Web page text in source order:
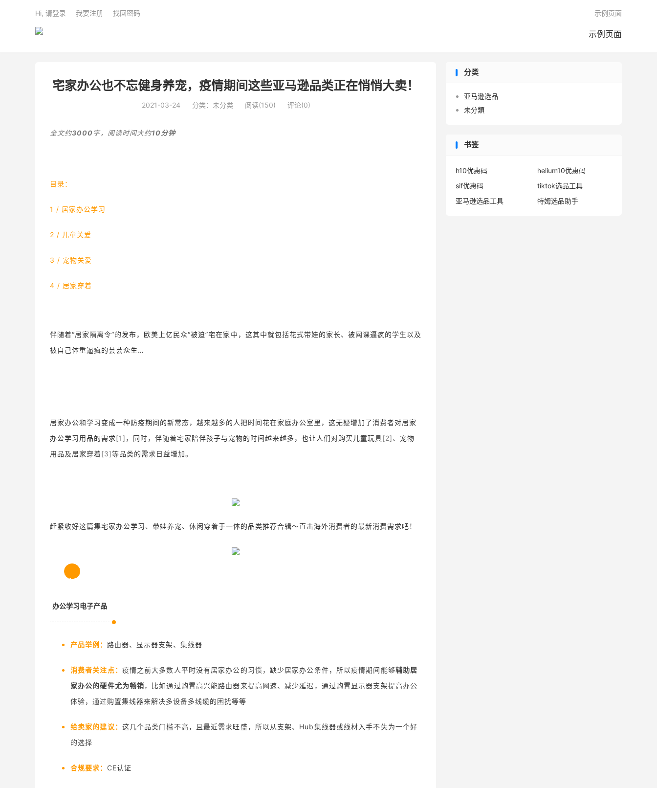
示例页面
示例页面
Hi, 请登录 我要注册 找回密码
宅家办公也不忘健身养宠，疫情期间这些亚马逊品类正在悄悄大卖！
2021-03-24 分类：未分类 阅读(150) 评论(0)
全文约3000字，阅读时间大约10分钟
目录：
1 / 居家办公学习
2 / 儿童关爱
3 / 宠物关爱
4 / 居家穿着
伴随着“居家隔离令”的发布，欧美上亿民众“被迫”宅在家中，这其中就包括花式带娃的家长、被网课逼疯的学生以及
被自己体重逼疯的芸芸众生…
居家办公和学习变成一种防疫期间的新常态，越来越多的人把时间花在家庭办公室里，这无疑增加了消费者对居家
办公学习用品的需求[1] ，同时，伴随着宅家陪伴孩子与宠物的时间越来越多，也让人们对购买儿童玩具[2]、宠物
用品及居家穿着[3]等品类的需求日益增加。
赶紧收好这篇集宅家办公学习、带娃养宠、休闲穿着于一体的品类推荐合辑～直击海外消费者的最新消费需求吧！
1.1
办公学习电子产品
产品举例： 路由器、显示器支架、集线器
消费者关注点： 疫情之前大多数人平时没有居家办公的习惯，缺少居家办公条件，所以疫情期间能够辅助居
家办公的硬件尤为畅销，比如通过购置高兴能路由器来提高网速、减少延迟，通过购置显示器支架提高办公
体验，通过购置集线器来解决多设备多线缆的困扰等等
给卖家的建议： 这几个品类门槛不高，且最近需求旺盛，所以从支架、Hub集线器或线材入手不失为一个好
的选择
合规要求： CE认证
分类
亚马逊选品
未分類
书签
h10优惠码
helium10优惠码
sif优惠码
tiktok选品工具
亚马逊选品工具
特姆选品助手